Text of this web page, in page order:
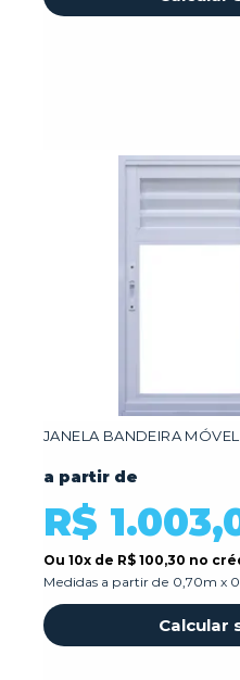
JANELA BANDEIRA
a partir de
R$
Ou 10x de R$ 100,30 no
Medidas a partir de 0,70m x
Calcular